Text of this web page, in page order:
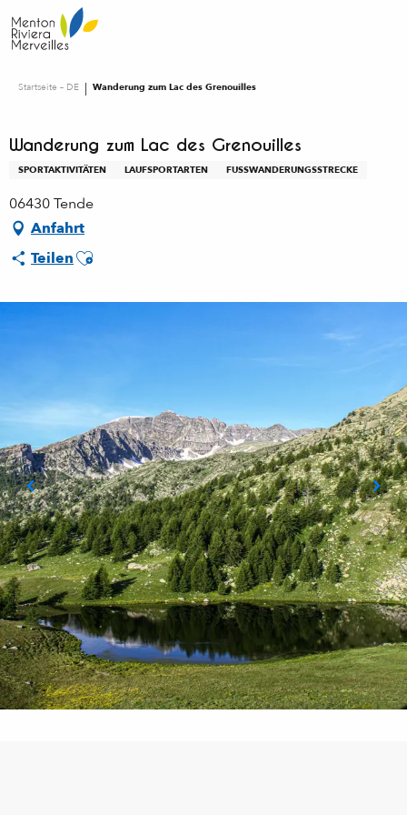
au
contenu
Startseite – DE Wanderung zum Lac des Grenouilles
Wanderung zum Lac des Grenouilles
SPORTAKTIVITÄTEN LAUFSPORTARTEN FUSSWANDERUNGSSTRECKE
06430 Tende
Anfahrt
TeilenAjouter aux favoris